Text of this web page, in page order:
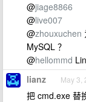
@jiage8866
@live007
@zhouxuchen
MySQL ？
@hellommd
lianz May 3,
把 cmd.exe 替